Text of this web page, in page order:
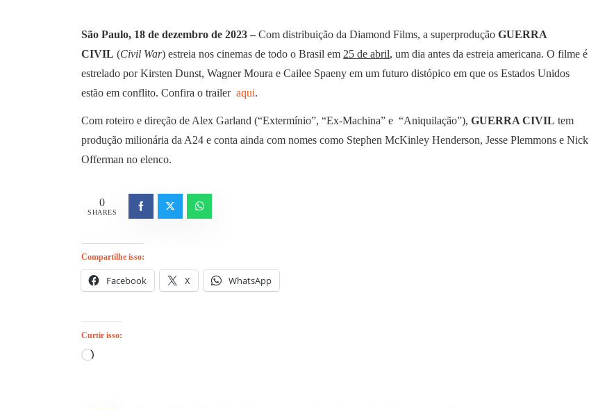
São Paulo, 18 de dezembro de 2023 – Com distribuição da Diamond Films, a superprodução GUERRA
CIVIL (Civil War) estreia nos cinemas de todo o Brasil em 25 de abril, um dia antes da estreia americana. O filme é
estrelado por Kirsten Dunst, Wagner Moura e Cailee Spaeny em um futuro distópico em que os Estados Unidos
estão em conflito. Confira o trailer aqui.
Com roteiro e direção de Alex Garland (“Extermínio”, “Ex-Machina” e “Aniquilação”), GUERRA CIVIL tem
produção milionária da A24 e conta ainda com nomes como Stephen McKinley Henderson, Jesse Plemmons e Nick
Offerman no elenco.
0
SHARES
Compartilhe isso:
Facebook X WhatsApp
Curtir isso:
Carregando...